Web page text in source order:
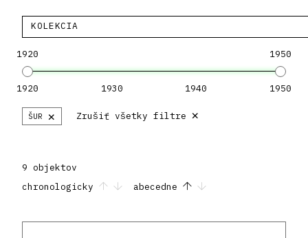
KOLEKCIA
1920 1950
1920 1930 1940 1950
ŠUR × Zrušiť všetky filtre ×
9 objektov
chronologicky
abecedne